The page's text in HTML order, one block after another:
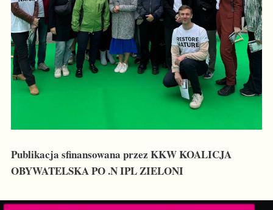
Publikacja sfinansowana przez KKW KOALICJA
OBYWATELSKA PO .N IPL ZIELONI